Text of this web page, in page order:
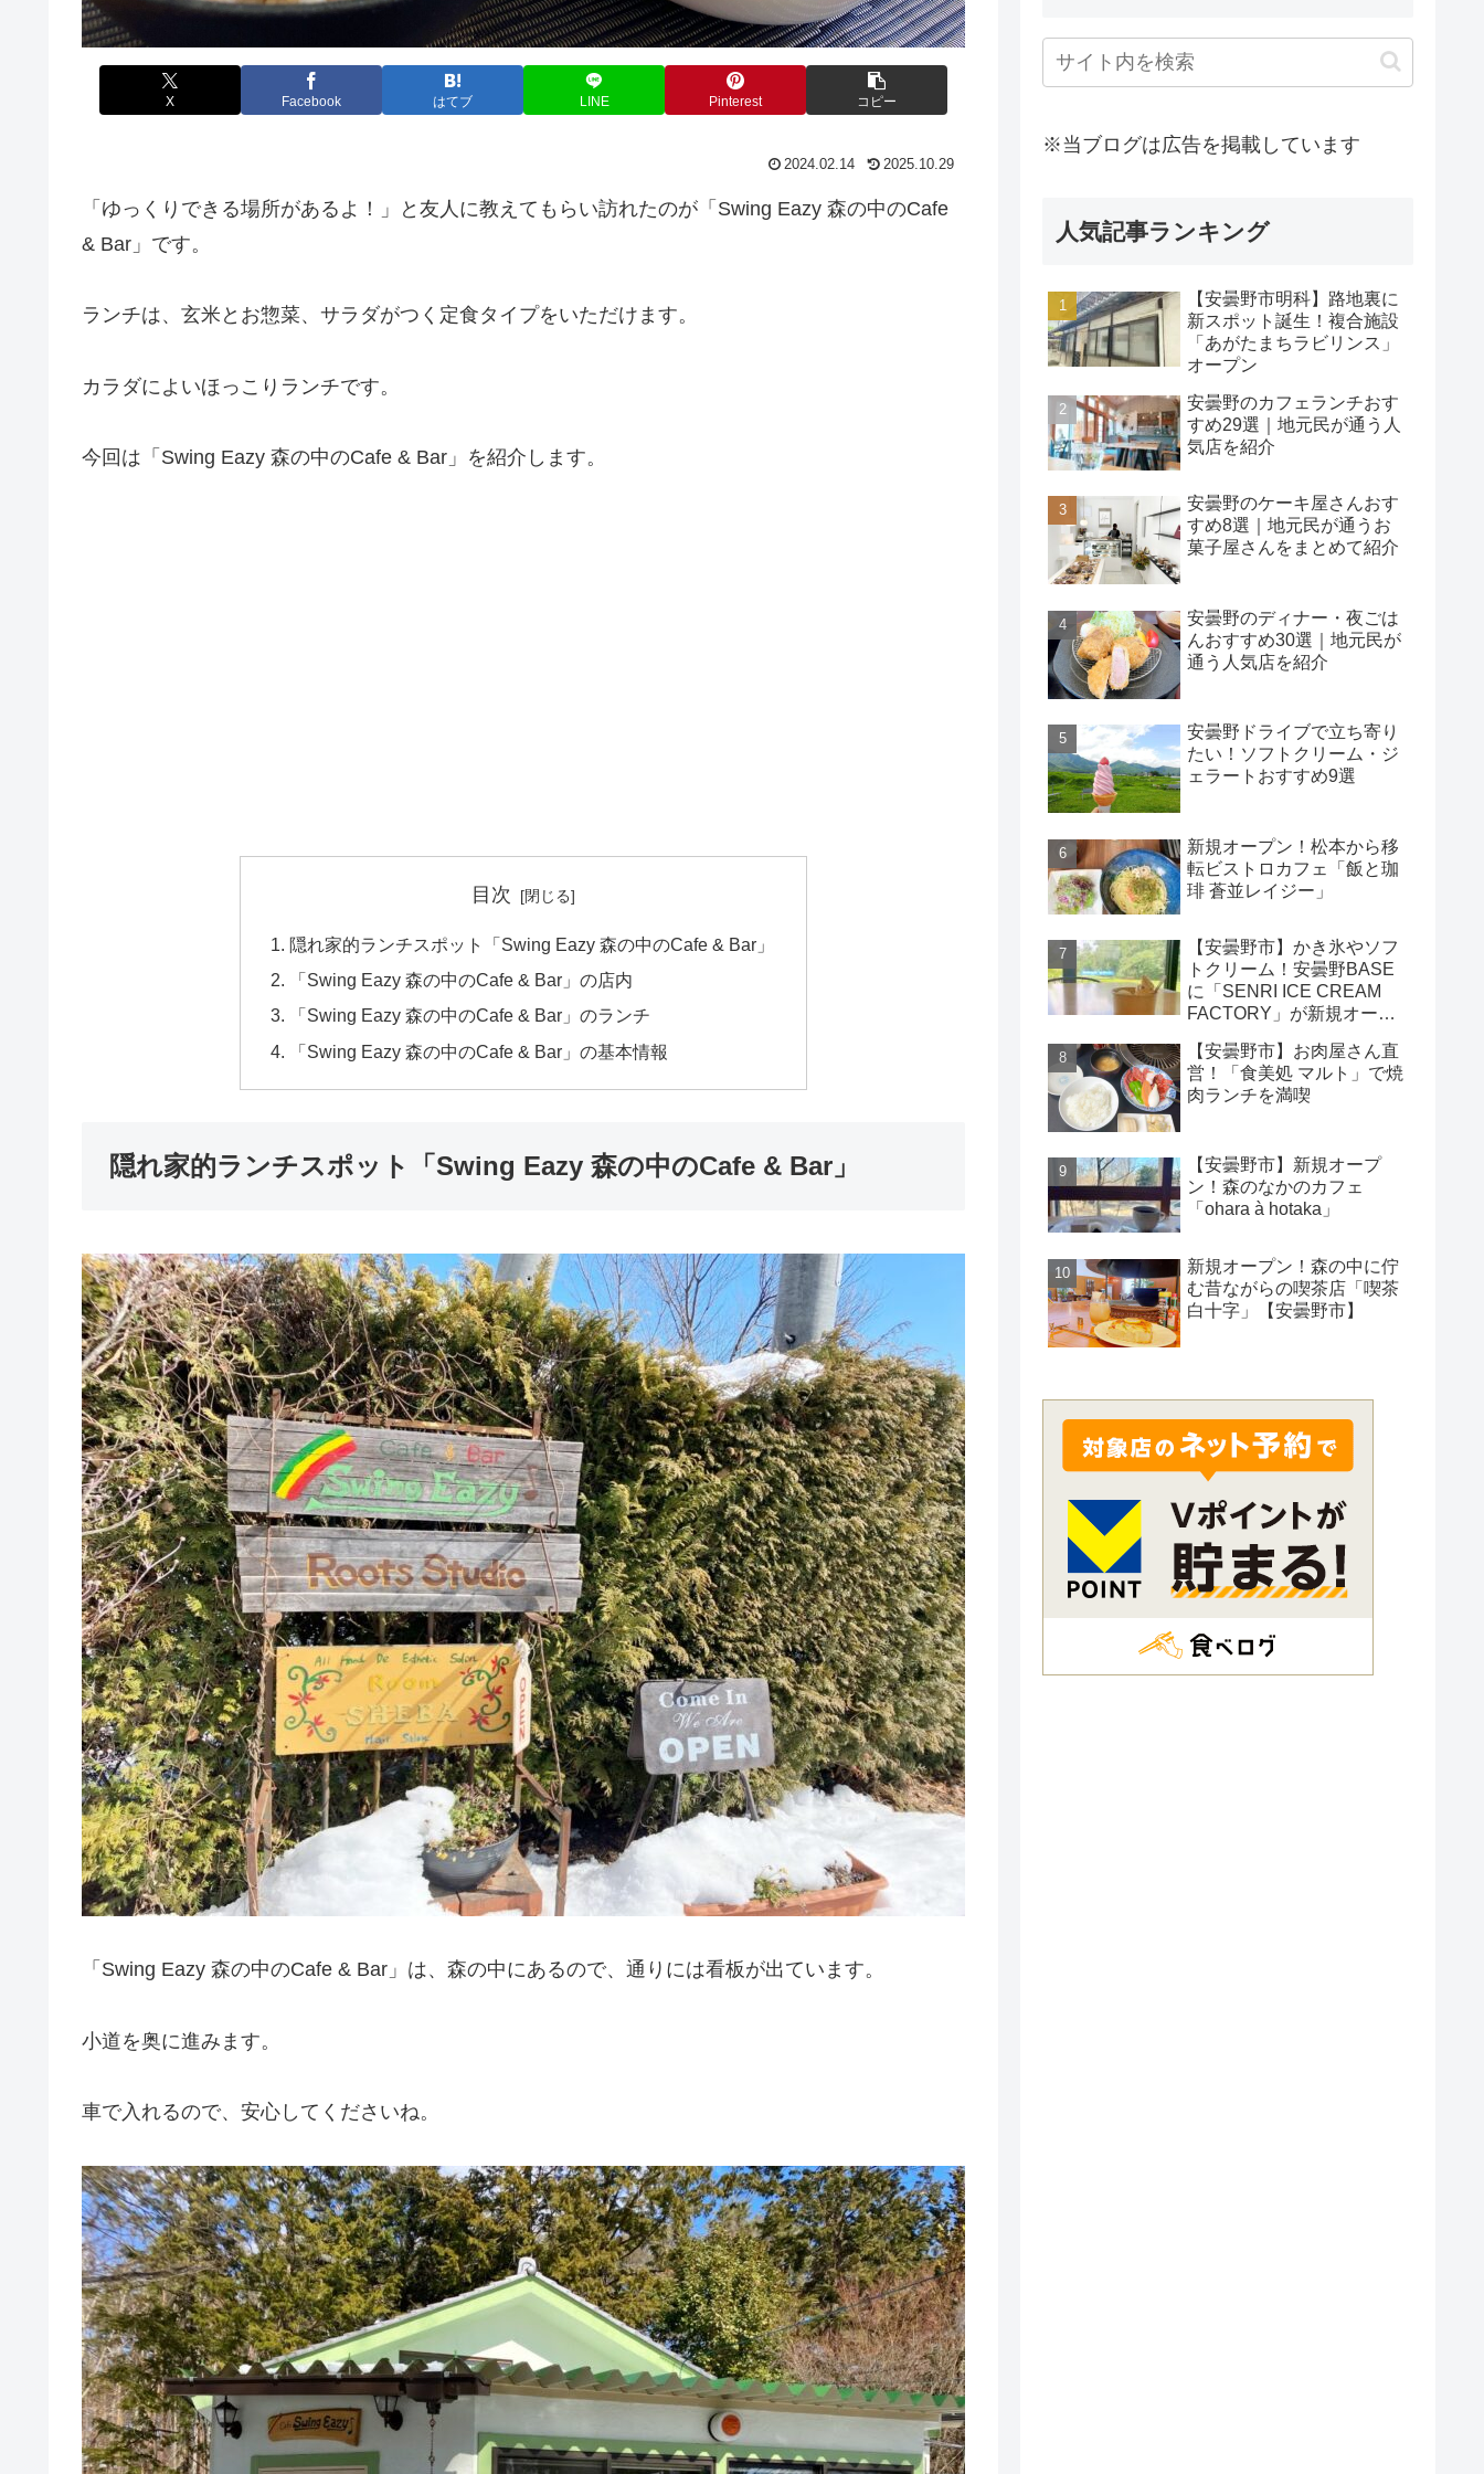
X Facebook はてブ LINE Pinterest コピー
2024.02.14 2025.10.29
「ゆっくりできる場所があるよ！」と友人に教えてもらい訪れたのが「Swing Eazy 森の中のCafe
& Bar」です。
ランチは、玄米とお惣菜、サラダがつく定食タイプをいただけます。
カラダによいほっこりランチです。
今回は「Swing Eazy 森の中のCafe & Bar」を紹介します。
目次
隠れ家的ランチスポット「Swing Eazy 森の中のCafe & Bar」
「Swing Eazy 森の中のCafe & Bar」の店内
「Swing Eazy 森の中のCafe & Bar」のランチ
「Swing Eazy 森の中のCafe & Bar」の基本情報
隠れ家的ランチスポット「Swing Eazy 森の中のCafe & Bar」
「Swing Eazy 森の中のCafe & Bar」は、森の中にあるので、通りには看板が出ています。
小道を奥に進みます。
車で入れるので、安心してくださいね。
※当ブログは広告を掲載しています
人気記事ランキング
【安曇野市明科】路地裏に
新スポット誕生！複合施設
「あがたまちラビリンス」
オープン
安曇野のカフェランチおす
すめ29選｜地元民が通う人
気店を紹介
安曇野のケーキ屋さんおす
すめ8選｜地元民が通うお
菓子屋さんをまとめて紹介
安曇野のディナー・夜ごは
んおすすめ30選｜地元民が
通う人気店を紹介
安曇野ドライブで立ち寄り
たい！ソフトクリーム・ジ
ェラートおすすめ9選
新規オープン！松本から移
転ビストロカフェ「飯と珈
琲 蒼並レイジー」
【安曇野市】かき氷やソフ
トクリーム！安曇野BASE
に「SENRI ICE CREAM
FACTORY」が新規オープ
【安曇野市】お肉屋さん直
営！「食美処 マルト」で焼
肉ランチを満喫
【安曇野市】新規オープ
ン！森のなかのカフェ
「ohara à hotaka」
新規オープン！森の中に佇
む昔ながらの喫茶店「喫茶
白十字」【安曇野市】